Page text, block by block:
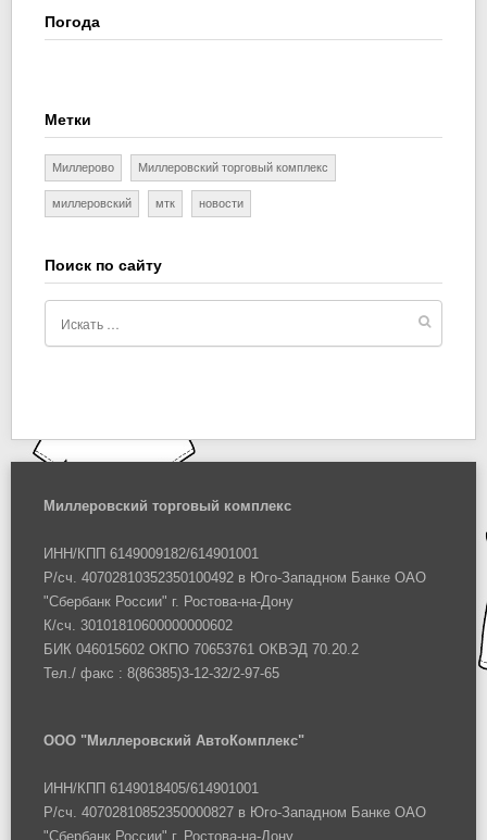
Погода
Метки
Миллерово Миллеровский торговый комплекс
миллеровский мтк новости
Поиск по сайту
Миллеровский торговый комплекс
ИНН/КПП 6149009182/614901001
Р/сч. 40702810352350100492 в Юго-Западном Банке ОАО
"Сбербанк России" г. Ростова-на-Дону
К/сч. 30101810600000000602
БИК 046015602 ОКПО 70653761 ОКВЭД 70.20.2
Тел./ факс : 8(86385)3-12-32/2-97-65
ООО "Миллеровский АвтоКомплекс"
ИНН/КПП 6149018405/614901001
Р/сч. 40702810852350000827 в Юго-Западном Банке ОАО
"Сбербанк России" г. Ростова-на-Дону